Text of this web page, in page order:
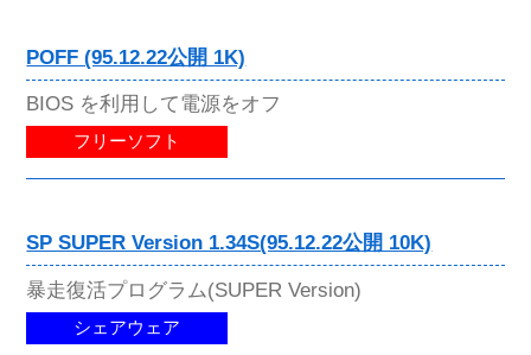
POFF (95.12.22公開 1K)
BIOS を利用して電源をオフ
フリーソフト
SP SUPER Version 1.34S(95.12.22公開 10K)
暴走復活プログラム(SUPER Version)
シェアウェア